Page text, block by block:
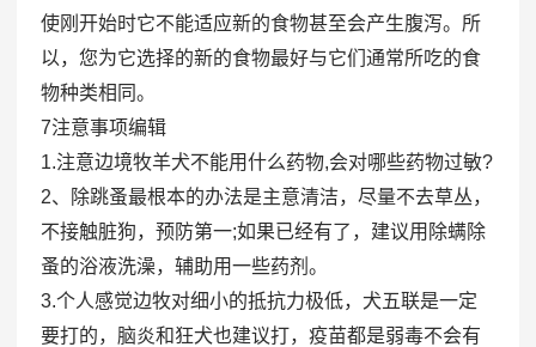
使刚开始时它不能适应新的食物甚至会产生腹泻。所
以，您为它选择的新的食物最好与它们通常所吃的食
物种类相同。
7注意事项编辑
1.注意边境牧羊犬不能用什么药物,会对哪些药物过敏?
2、除跳蚤最根本的办法是主意清洁，尽量不去草丛，
不接触脏狗，预防第一;如果已经有了，建议用除螨除
蚤的浴液洗澡，辅助用一些药剂。
3.个人感觉边牧对细小的抵抗力极低，犬五联是一定
要打的，脑炎和狂犬也建议打，疫苗都是弱毒不会有